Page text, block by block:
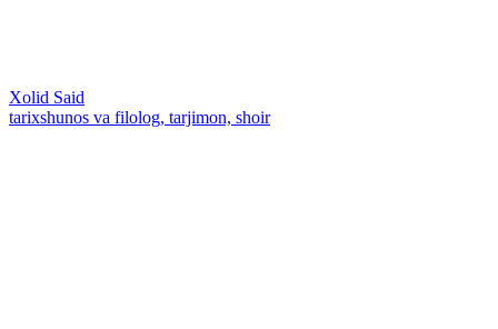
Xolid Said
tarixshunos va filolog, tarjimon, shoir